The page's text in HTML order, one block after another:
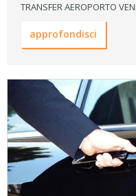
TRANSFER AEROPORTO
approfondisci